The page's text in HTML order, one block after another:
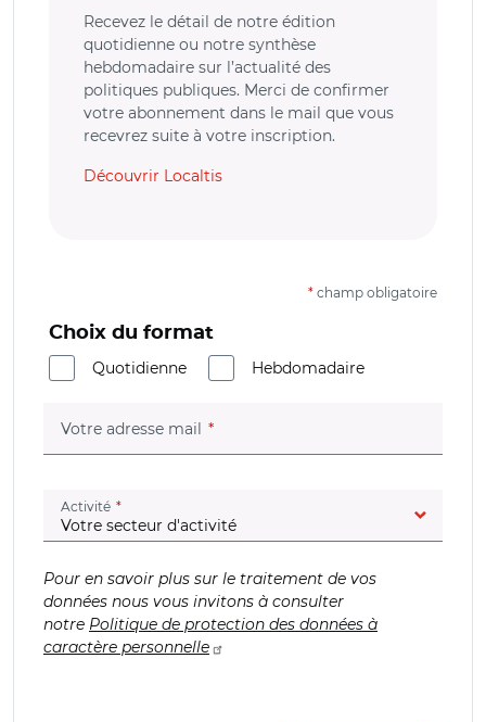
Recevez le détail de notre édition
quotidienne ou notre synthèse
hebdomadaire sur l’actualité des
politiques publiques. Merci de confirmer
votre abonnement dans le mail que vous
recevrez suite à votre inscription.
Découvrir Localtis
* champ obligatoire
Choix du format
Quotidienne
Hebdomadaire
Votre adresse mail (champ obligatoire)
Activité (champ obligatoire)
Pour en savoir plus sur le traitement de vos
données nous vous invitons à consulter
notre Politique de protection des données à
caractère personnelle